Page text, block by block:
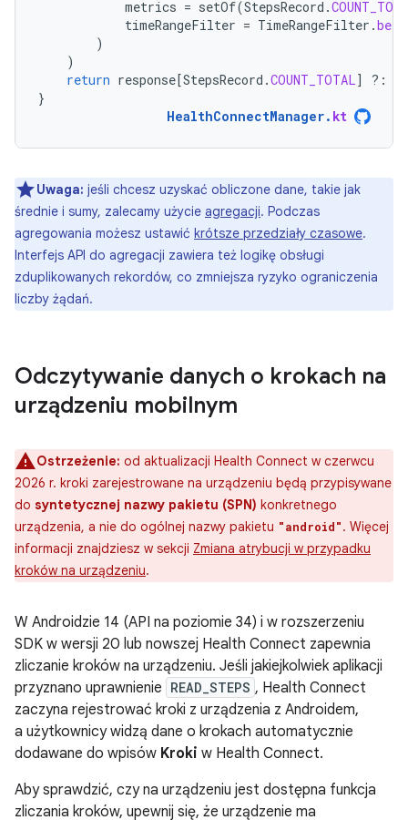
metrics = setOf(StepsRecord .
timeRangeFilter = TimeRangeFilter .
)
)
return response[StepsRecord .COUNT_TOTAL] ?:
}
HealthConnectManager. kt
Uwaga: jeśli chcesz uzyskać obliczone dane, takie jak
średnie i sumy, zalecamy użycie agregacji. Podczas
agregowania możesz ustawić krótsze przedziały czasowe.
Interfejs API do agregacji zawiera też logikę obsługi
zduplikowanych rekordów, co zmniejsza ryzyko ograniczenia
liczby żądań.
Odczytywanie danych o krokach na
urządzeniu mobilnym
Ostrzeżenie: od aktualizacji Health Connect w czerwcu
2026 r. kroki zarejestrowane na urządzeniu będą przypisywane
do syntetycznej nazwy pakietu (SPN) konkretnego
urządzenia, a nie do ogólnej nazwy pakietu "android". Więcej
informacji znajdziesz w sekcji Zmiana atrybucji w przypadku
kroków na urządzeniu.
W Androidzie 14 (API na poziomie 34) i w rozszerzeniu
SDK w wersji 20 lub nowszej Health Connect zapewnia
zliczanie kroków na urządzeniu. Jeśli jakiejkolwiek aplikacji
przyznano uprawnienie READ_STEPS , Health Connect
zaczyna rejestrować kroki z urządzenia z Androidem,
a użytkownicy widzą dane o krokach automatycznie
dodawane do wpisów Kroki w Health Connect.
Aby sprawdzić, czy na urządzeniu jest dostępna funkcja
zliczania kroków, upewnij się, że urządzenie ma